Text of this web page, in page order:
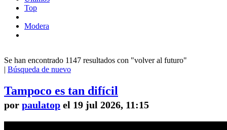
Top
Modera
Se han encontrado 1147 resultados con "volver al futuro"
| Búsqueda de nuevo
Tampoco es tan difícil
por paulatop el 19 jul 2026, 11:15